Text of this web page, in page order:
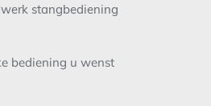
stangbediening
bediening u wenst